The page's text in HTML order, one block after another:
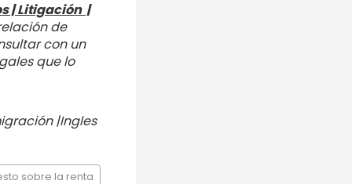
| Litigación |
de
con un
que lo
|Ingles
sobre la renta